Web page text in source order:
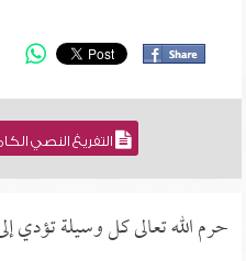
التفريغ النصي
حرم الله تعالى كل وسيلة تؤدي